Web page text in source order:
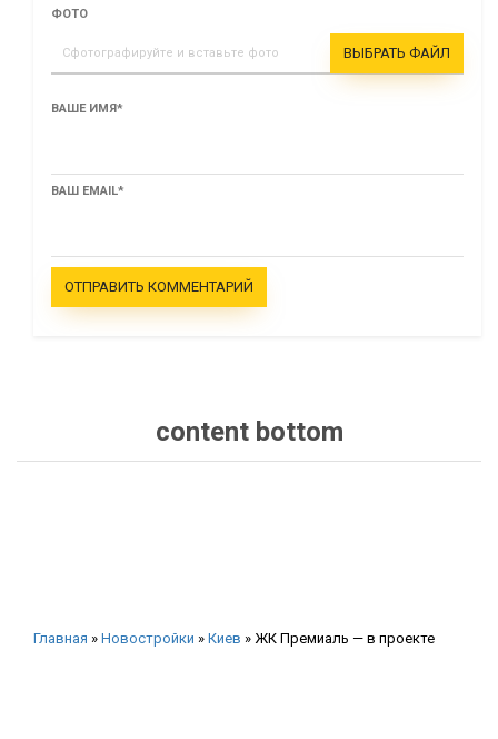
ФОТО
ВЫБРАТЬ ФАЙЛ
Сфотографируйте и вставьте фото
ВАШЕ ИМЯ*
ВАШ EMAIL*
content bottom
Главная » Новостройки » Киев » ЖК Премиаль — в проекте